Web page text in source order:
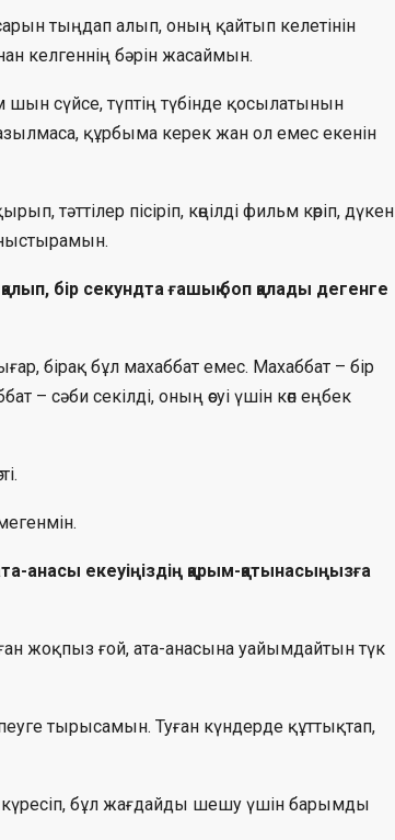
тыңдап алып, оның қайтып келетінін
келгеннің бәрін жасаймын.
сүйсе, түптің түбінде қосылатынын
құрбыма керек жан ол емес екенін
тәттілер пісіріп, көңілді фильм көріп, дүкен
бір секундта ғашық боп қалады дегенге
бірақ бұл махаббат емес. Махаббат – бір
– сәби секілді, оның өсуі үшін көп еңбек
анасы екеуіңіздің қарым-қатынасыңызға
жоқпыз ғой, ата-анасына уайымдайтын түк
тырысамын. Туған күндерде құттықтап,
күресіп, бұл жағдайды шешу үшін барымды